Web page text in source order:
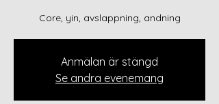
Core, yin, avslappning, andning
Anmälan är stängd
Se andra evenemang